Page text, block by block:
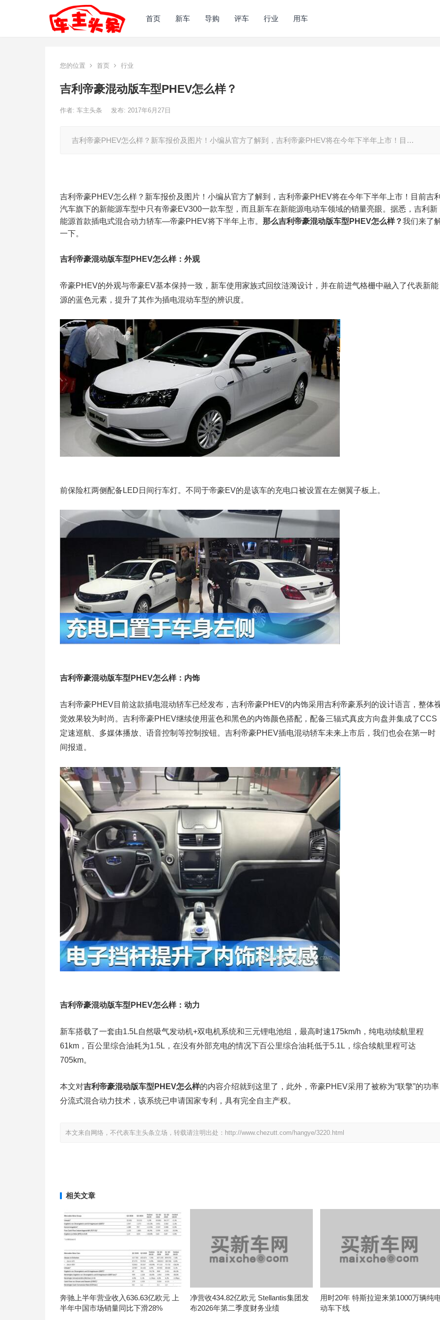
首页 新车 导购 评车 行业 用车
您的位置 首页 行业
吉利帝豪混动版车型PHEV怎么样？
作者: 车主头条 发布: 2017年6月27日
吉利帝豪PHEV怎么样？新车报价及图片！小编从官方了解到，吉利帝豪PHEV将在今年下半年上市！目…
吉利帝豪PHEV怎么样？新车报价及图片！小编从官方了解到，吉利帝豪PHEV将在今年下半年上市！目前吉
汽车旗下的新能源车型中只有帝豪EV300一款车型，而且新车在新能源电动车领域的销量亮眼。据悉，吉利新
能源首款插电式混合动力轿车—帝豪PHEV将下半年上市。 那么吉利帝豪混动版车型PHEV怎么样？我们来了
一下。
吉利帝豪混动版车型PHEV怎么样：外观
帝豪PHEV的外观与帝豪EV基本保持一致，新车使用家族式回纹涟漪设计，并在前进气格栅中融入了代表新能
源的蓝色元素，提升了其作为插电混动车型的辨识度。
前保险杠两侧配备LED日间行车灯。不同于帝豪EV的是该车的充电口被设置在左侧翼子板上。
吉利帝豪混动版车型PHEV怎么样：内饰
吉利帝豪PHEV目前这款插电混动轿车已经发布，吉利帝豪PHEV的内饰采用吉利帝豪系列的设计语言，整体
觉效果较为时尚。吉利帝豪PHEV继续使用蓝色和黑色的内饰颜色搭配，配备三辐式真皮方向盘并集成了CCS
定速巡航、多媒体播放、语音控制等控制按钮。吉利帝豪PHEV插电混动轿车未来上市后，我们也会在第一时
间报道。
吉利帝豪混动版车型PHEV怎么样：动力
新车搭载了一套由1.5L自然吸气发动机+双电机系统和三元锂电池组，最高时速175km/h，纯电动续航里程
61km，百公里综合油耗为1.5L，在没有外部充电的情况下百公里综合油耗低于5.1L，综合续航里程可达
705km。
本文对吉利帝豪混动版车型PHEV怎么样的内容介绍就到这里了，此外，帝豪PHEV采用了被称为“联擎”的功率
分流式混合动力技术，该系统已申请国家专利，具有完全自主产权。
本文来自网络，不代表车主头条立场，转载请注明出处：http://www.chezutt.com/hangye/3220.html
相关文章
奔驰上半年营业收入636.63亿欧元 上
半年中国市场销量同比下滑28%
净营收434.82亿欧元 Stellantis集团发
布2026年第二季度财务业绩
用时20年 特斯拉迎来第1000万辆纯
动车下线